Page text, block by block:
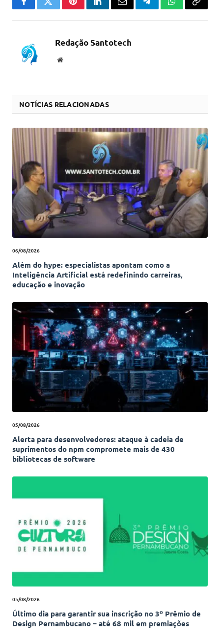
FacebookTwitterPinterestLinkedInEmail TelegramWhatsApp
Copiar
Redação Santotech
Website
NOTÍCIAS RELACIONADAS
06/08/2026
Além do hype: especialistas apontam como a
Inteligência Artificial está redefinindo carreiras,
educação e inovação
05/08/2026
Alerta para desenvolvedores: ataque à cadeia de
suprimentos do npm compromete mais de 430
bibliotecas de software
05/08/2026
Último dia para garantir sua inscrição no 3º Prêmio de
Design Pernambucano – até 68 mil em premiações